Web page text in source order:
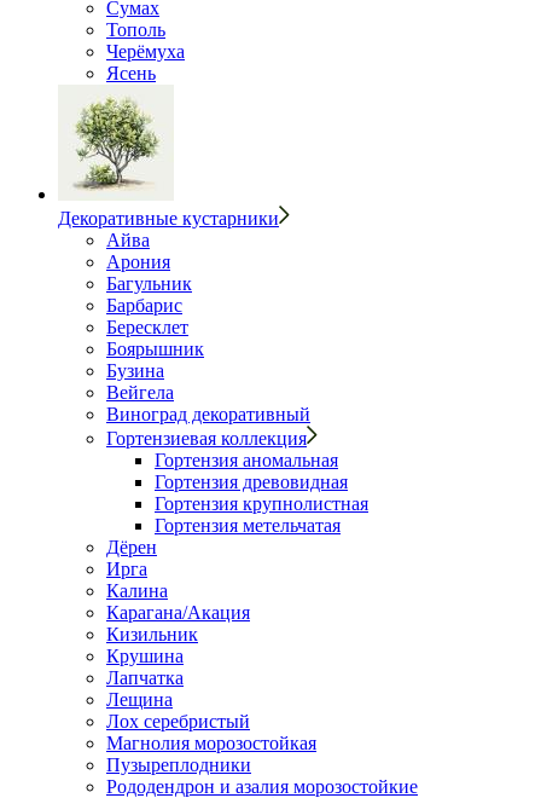
Сумах
Тополь
Черёмуха
Ясень
Декоративные кустарники
Айва
Арония
Багульник
Барбарис
Бересклет
Боярышник
Бузина
Вейгела
Виноград декоративный
Гортензиевая коллекция
Гортензия аномальная
Гортензия древовидная
Гортензия крупнолистная
Гортензия метельчатая
Дёрен
Ирга
Калина
Карагана/Акация
Кизильник
Крушина
Лапчатка
Лещина
Лох серебристый
Магнолия морозостойкая
Пузыреплодники
Рододендрон и азалия морозостойкие